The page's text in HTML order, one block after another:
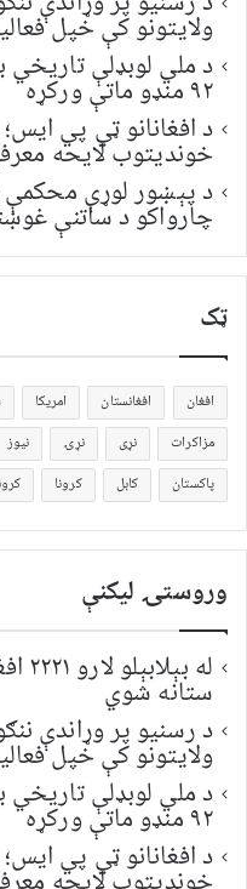
ولایتونو کې خپل
د ملي لوبډلې تاریخي
۹۲ منډو ماتې ورکړه
د افغانانو ټي پي
خونديتوب لایحه
د پېښور لوړې محکمې
چارواکو د ساتنې
ټک
افغان افغانستان امریکا
مزاکرات
نړی نړۍ نیوز
پاکستان
کابل کرونا
وروستۍ ليکنې
له
ستانه شوي
د رسنیو پر وړاندې
ولایتونو کې خپل
د ملي لوبډلې تاریخي
۹۲ منډو ماتې ورکړه
د افغانانو ټي پي